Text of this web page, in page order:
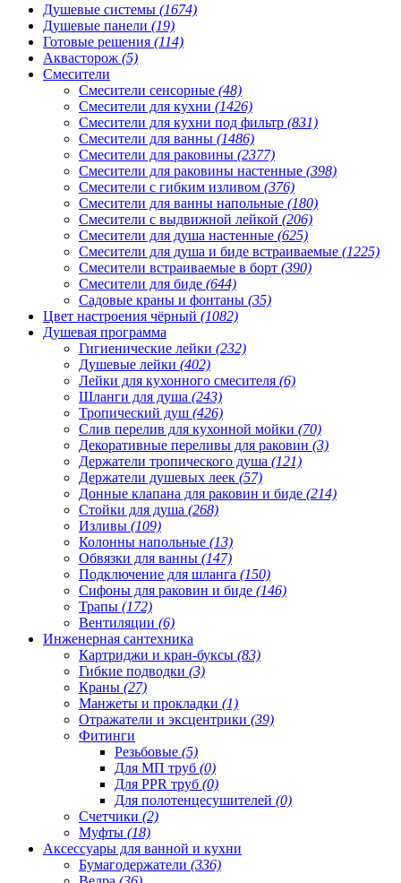
Душевые системы (1674)
Душевые панели (19)
Готовые решения (114)
Аквасторож (5)
Смесители
Смесители сенсорные (48)
Смесители для кухни (1426)
Смесители для кухни под фильтр (831)
Смесители для ванны (1486)
Смесители для раковины (2377)
Смесители для раковины настенные (398)
Смесители с гибким изливом (376)
Смесители для ванны напольные (180)
Смесители с выдвижной лейкой (206)
Смесители для душа настенные (625)
Смесители для душа и биде встраиваемые (1225)
Смесители встраиваемые в борт (390)
Смесители для биде (644)
Садовые краны и фонтаны (35)
Цвет настроения чёрный (1082)
Душевая программа
Гигиенические лейки (232)
Душевые лейки (402)
Лейки для кухонного смесителя (6)
Шланги для душа (243)
Тропический душ (426)
Слив перелив для кухонной мойки (70)
Декоративные переливы для раковин (3)
Держатели тропического душа (121)
Держатели душевых леек (57)
Донные клапана для раковин и биде (214)
Стойки для душа (268)
Изливы (109)
Колонны напольные (13)
Обвязки для ванны (147)
Подключение для шланга (150)
Сифоны для раковин и биде (146)
Трапы (172)
Вентиляции (6)
Инженерная сантехника
Картриджи и кран-буксы (83)
Гибкие подводки (3)
Краны (27)
Манжеты и прокладки (1)
Отражатели и эксцентрики (39)
Фитинги
Резьбовые (5)
Для МП труб (0)
Для PPR труб (0)
Для полотенцесушителей (0)
Счетчики (2)
Муфты (18)
Аксессуары для ванной и кухни
Бумагодержатели (336)